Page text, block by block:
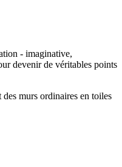
- imaginative,
devenir de véritables points
murs ordinaires en toiles